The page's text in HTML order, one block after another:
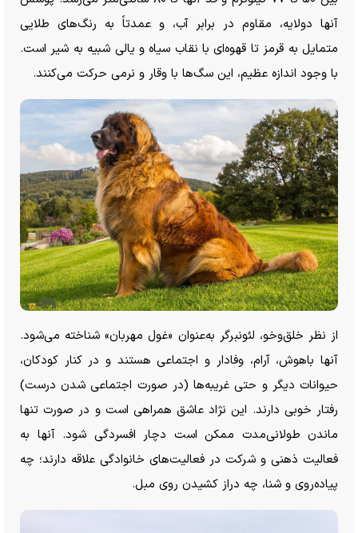
آنها دولایه، مقاوم در برابر آب، و عمدتاً به رنگ‌های طلایی
متمایل به قرمز تا قهوه‌ای با نقاب سیاه و یالی شبیه به شیر است.
با وجود اندازه عظیم، این سگ‌ها با وقار و نرمی حرکت می‌کنند.
از نظر خلق‌وخو، لئونبرگر به‌عنوان «غول مهربان» شناخته می‌شود.
آنها باهوش، آرام، وفادار و اجتماعی هستند و در کنار کودکان،
حیوانات دیگر و حتی غریبه‌ها (در صورت اجتماعی شدن درست)
رفتار خوبی دارند. این نژاد عاشق همراهی است و در صورت تنها
ماندن طولانی‌مدت ممکن است دچار افسردگی شود. آنها به
فعالیت ذهنی و شرکت در فعالیت‌های خانوادگی علاقه دارند؛ چه
پیاده‌روی و شنا، چه دراز کشیدن روی مبل.